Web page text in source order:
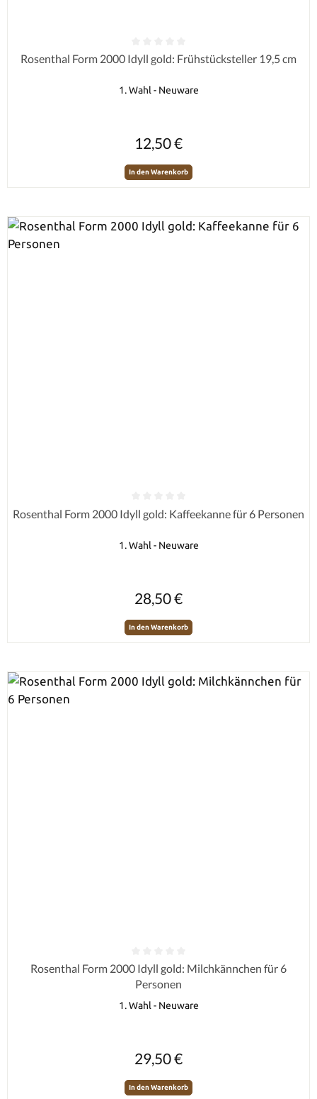
Durchschnittliche Bewertung von 0 von 5 Sternen
Rosenthal Form 2000 Idyll gold: Frühstücksteller 19,5 cm
1. Wahl - Neuware
12,50 €
In den Warenkorb
Durchschnittliche Bewertung von 0 von 5 Sternen
Rosenthal Form 2000 Idyll gold: Kaffeekanne für 6 Personen
1. Wahl - Neuware
28,50 €
In den Warenkorb
Durchschnittliche Bewertung von 0 von 5 Sternen
Rosenthal Form 2000 Idyll gold: Milchkännchen für 6
Personen
1. Wahl - Neuware
29,50 €
In den Warenkorb